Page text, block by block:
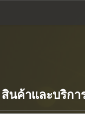
นค้าและบริกา